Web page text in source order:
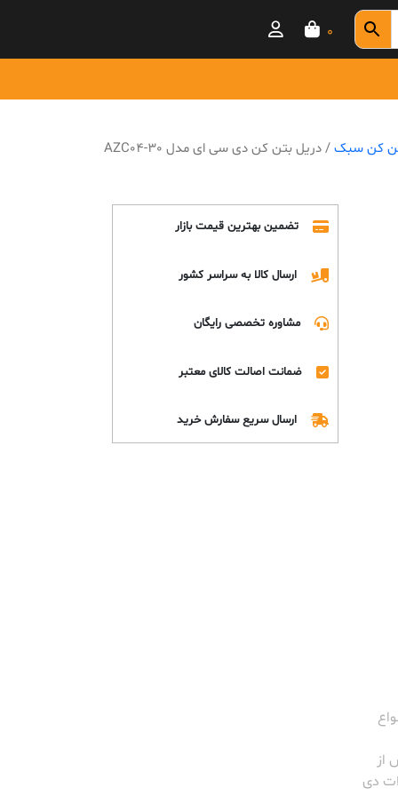
0
کن سبک / دریل بتن کن دی سی ای مدل AZC04-30
دی
تضمین بهترین قیمت بازار
ارسال کالا به سراسر کشور
مشاوره تخصصی رایگان
ضمانت اصالت کالای معتبر
ارسال سریع سفارش خرید